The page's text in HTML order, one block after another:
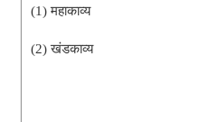
(1) महाकाव्य
(2) खंडकाव्य